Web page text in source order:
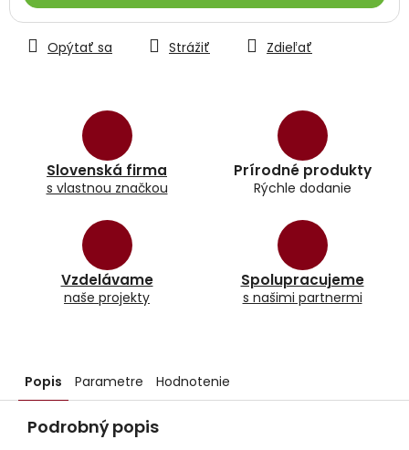
Slovenská firma
s vlastnou značkou
Prírodné produkty
Rýchle dodanie
Vzdelávame
naše projekty
Spolupracujeme
s našimi partnermi
Opýtať sa Strážiť Zdieľať
Popis Parametre Hodnotenie
Podrobný popis